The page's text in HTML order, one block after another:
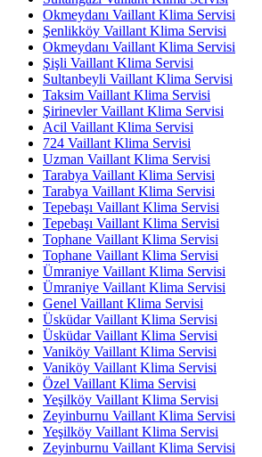
Okmeydanı Vaillant Klima Servisi
Şenlikköy Vaillant Klima Servisi
Okmeydanı Vaillant Klima Servisi
Şişli Vaillant Klima Servisi
Sultanbeyli Vaillant Klima Servisi
Taksim Vaillant Klima Servisi
Şirinevler Vaillant Klima Servisi
Acil Vaillant Klima Servisi
724 Vaillant Klima Servisi
Uzman Vaillant Klima Servisi
Tarabya Vaillant Klima Servisi
Tarabya Vaillant Klima Servisi
Tepebaşı Vaillant Klima Servisi
Tepebaşı Vaillant Klima Servisi
Tophane Vaillant Klima Servisi
Tophane Vaillant Klima Servisi
Ümraniye Vaillant Klima Servisi
Ümraniye Vaillant Klima Servisi
Genel Vaillant Klima Servisi
Üsküdar Vaillant Klima Servisi
Üsküdar Vaillant Klima Servisi
Vaniköy Vaillant Klima Servisi
Vaniköy Vaillant Klima Servisi
Özel Vaillant Klima Servisi
Yeşilköy Vaillant Klima Servisi
Zeyinburnu Vaillant Klima Servisi
Yeşilköy Vaillant Klima Servisi
Zeyinburnu Vaillant Klima Servisi